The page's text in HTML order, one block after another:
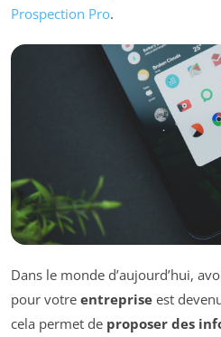
Prospection Pro.
Dans le monde d’aujourd’hui,
pour votre entreprise est
cela permet de proposer des